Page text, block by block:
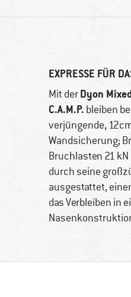
EXPRESSE FÜR
Mit derDyon
C.A.M.P. bleiben
verjüngende,
Wandsicherung;
Bruchlasten 21
durch seine
ausgestattet,
das Verbleiben in